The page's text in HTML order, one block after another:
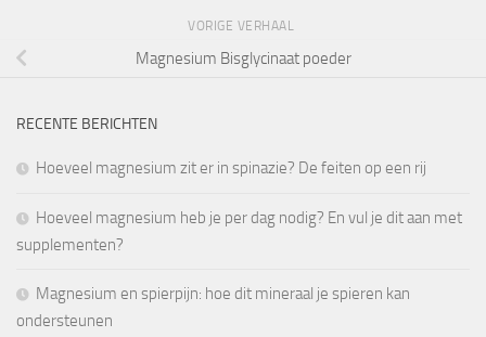
VORIGE VERHAAL
Magnesium Bisglycinaat poeder
RECENTE BERICHTEN
Hoeveel magnesium zit er in spinazie? De feiten op een rij
Hoeveel magnesium heb je per dag nodig? En vul je dit aan met
supplementen?
Magnesium en spierpijn: hoe dit mineraal je spieren kan
ondersteunen